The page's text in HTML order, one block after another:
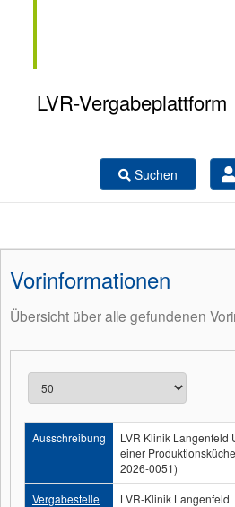
LVR-Vergabeplattform
Suchen Kontrast
Vorinformationen
Übersicht über alle gefundenen
Ausschreibung
LVR Klinik Langenfeld
einer
2026-0051)
Vergabestelle
LVR-Klinik Langenfeld